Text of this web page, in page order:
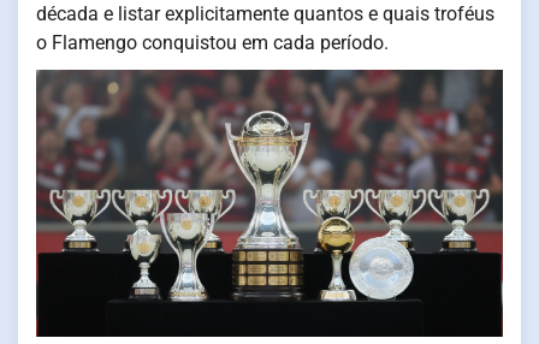
década e listar explicitamente quantos e quais troféus
o Flamengo conquistou em cada período.